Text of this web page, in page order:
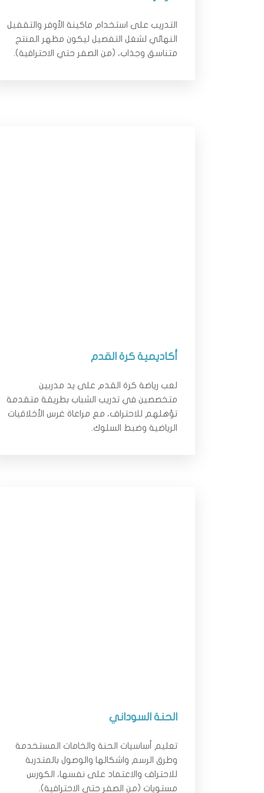
التدريب على استخدام ماكينة الأوفر والتقفيل
النهائي لشغل التفصيل ليكون مظهر المنتج
متناسق وجذاب، (من الصفر حتي الاحترافية).
أكاديمية كرة القدم
لعب رياضة كرة القدم على يد مدربين
متخصصين في تدريب الشباب بطريقة متقدمة
تؤهلهم للاحتراف، مع مراعاة غرس الأخلاقيات
الرياضية وضبط السلوك.
الحنة السوداني
تعليم أساسيات الحنة والخامات المستخدمة
وطرق الرسم واشكالها والوصول بالمتدربة
للاحتراف والاعتماد على نفسها، الكورس
مستويات (من الصفر حتي الاحترافية).